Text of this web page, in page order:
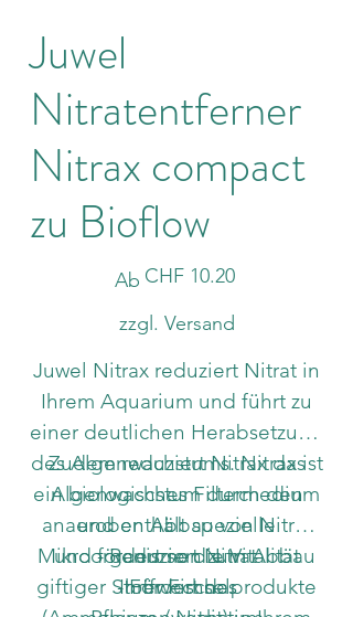
Juwel
Nitratentferner
Nitrax compact
zu Bioflow
Ab Preis
CHF 10.20
zzgl. Versand
Juwel Nitrax reduziert Nitrat in
Ihrem Aquarium und führt zu
einer deutlichen Herabsetzung
des Algenwachstums. Nitrax ist
ein biologisches Filtermedium
und enthält spezielle
Mikroorganismen zum Abbau
giftiger Stoffwechselprodukte
Zudem reduziert Nitrax das
Algenwachstum durch den
anaeroben Abbau von Nitrat
und fördert so die Vitalität
Ihrer Fische.
- Reduziert Nitrat
- Fördert das